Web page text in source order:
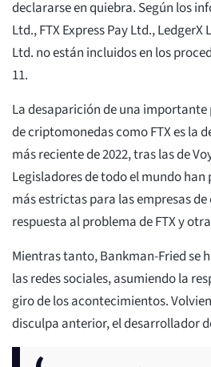
declararse en quiebra. Según los
Ltd., FTX Express Pay Ltd., LedgerX
Ltd. no están incluidos en los
11.
La desaparición de una
de criptomonedas como FTX es la
más reciente de 2022, tras las de
Legisladores de todo el mundo
más estrictas para las empresas
respuesta al problema de FTX y
Mientras tanto, Bankman-Fried se
las redes sociales, asumiendo la
giro de los acontecimientos.
disculpa anterior, el desarrollador